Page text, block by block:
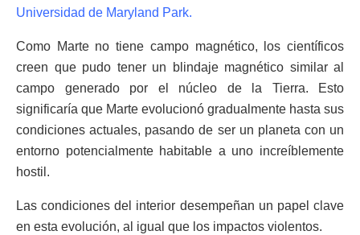
Universidad de Maryland Park.
Como Marte no tiene campo magnético, los científicos
creen que pudo tener un blindaje magnético similar al
campo generado por el núcleo de la Tierra. Esto
significaría que Marte evolucionó gradualmente hasta sus
condiciones actuales, pasando de ser un planeta con un
entorno potencialmente habitable a uno increíblemente
hostil.
Las condiciones del interior desempeñan un papel clave
en esta evolución, al igual que los impactos violentos.